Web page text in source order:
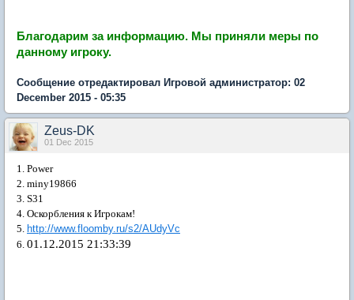
Благодарим за информацию. Мы приняли меры по
данному игроку.
Сообщение отредактировал Игровой администратор: 02
December 2015 - 05:35
Zeus-DK
01 Dec 2015
1. Power
2. miny19866
3. S31
4. Оскорбления к Игрокам!
5. http://www.floomby.ru/s2/AUdyVc
6. 01.12.2015 21:33:39